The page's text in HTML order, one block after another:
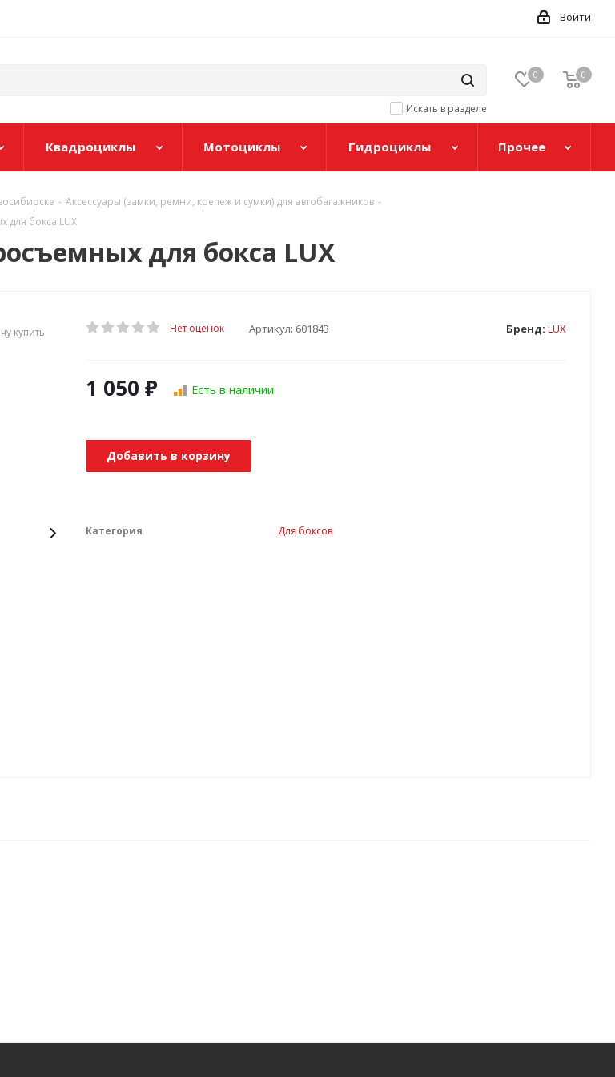
Войти
Искать в разделе
0 0
Квадроциклы Мотоциклы Гидроциклы Прочее
- Аксессуары (замки, ремни, крепеж и сумки) для автобагажников -
для бокса LUX
для бокса LUX
купить Нет оценок Артикул: 601843 Бренд: LUX
1 050 ₽ Есть в наличии
Добавить в корзину
Категория Для боксов